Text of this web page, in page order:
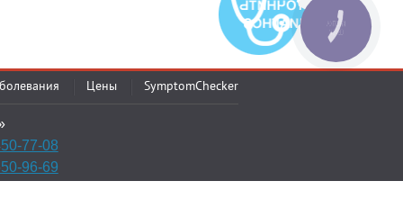
Цены SymptomChecker
77-08
96-69
КНОПКА
СВЯЗИ